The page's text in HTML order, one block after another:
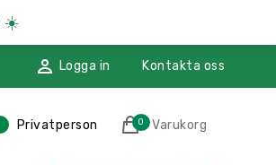
☀️
Logga in Kontakta oss
Privatperson 0 Varukorg